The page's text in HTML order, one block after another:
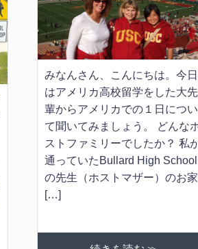
みなんさん、こんにちは。今日
はアメリカ高校留学をした大先
輩からアメリカでの１日につい
て聞いてみましょう。 どんな
ストファミリーでしたか？ 私
通っていたBullard High School
の先生（ホストマザー）のお家
[…]